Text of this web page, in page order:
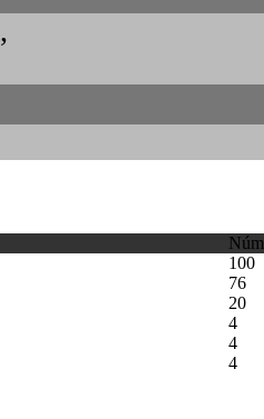
,
100
76
20
4
4
4